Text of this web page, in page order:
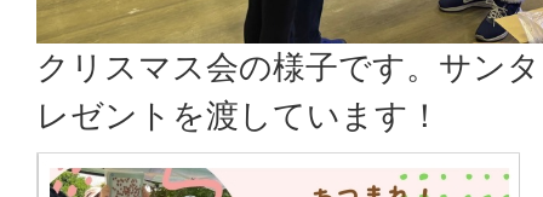
クリスマス会の様子です。サン
レゼントを渡しています！